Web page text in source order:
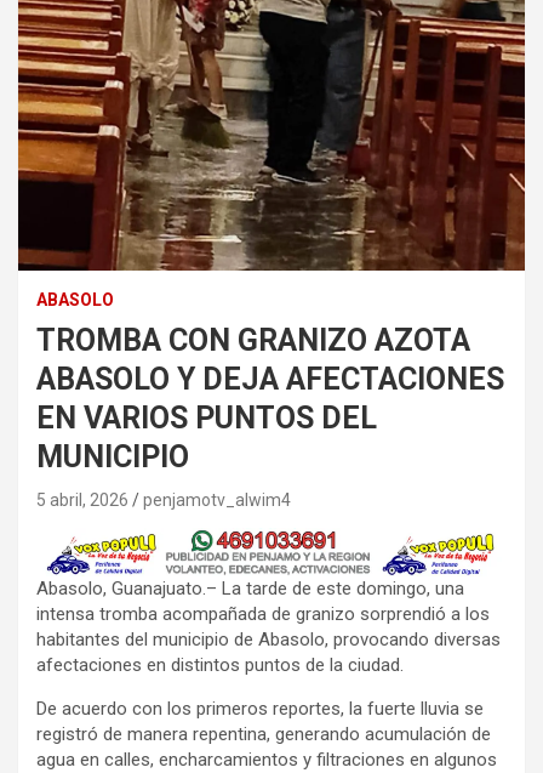
ABASOLO
TROMBA CON GRANIZO AZOTA
ABASOLO Y DEJA AFECTACIONES
EN VARIOS PUNTOS DEL
MUNICIPIO
5 abril, 2026 penjamotv_alwim4
Abasolo, Guanajuato.– La tarde de este domingo, una
intensa tromba acompañada de granizo sorprendió a los
habitantes del municipio de Abasolo, provocando diversas
afectaciones en distintos puntos de la ciudad.
De acuerdo con los primeros reportes, la fuerte lluvia se
registró de manera repentina, generando acumulación de
agua en calles, encharcamientos y filtraciones en algunos